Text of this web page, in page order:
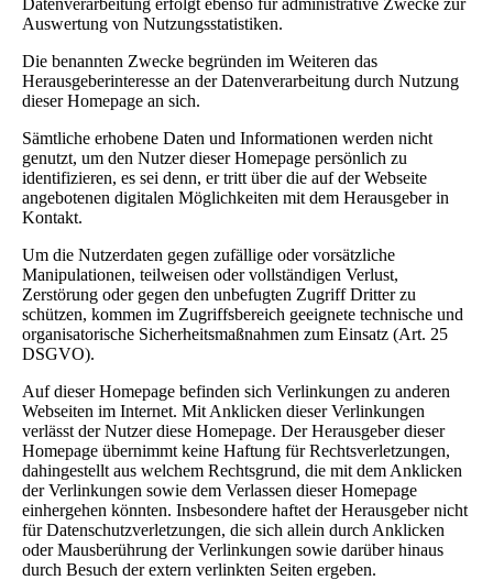
Datenverarbeitung erfolgt ebenso für administrative Zwecke zur
Auswertung von Nutzungsstatistiken.
Die benannten Zwecke begründen im Weiteren das
Herausgeberinteresse an der Datenverarbeitung durch Nutzung
dieser Homepage an sich.
Sämtliche erhobene Daten und Informationen werden nicht
genutzt, um den Nutzer dieser Homepage persönlich zu
identifizieren, es sei denn, er tritt über die auf der Webseite
angebotenen digitalen Möglichkeiten mit dem Herausgeber in
Kontakt.
Um die Nutzerdaten gegen zufällige oder vorsätzliche
Manipulationen, teilweisen oder vollständigen Verlust,
Zerstörung oder gegen den unbefugten Zugriff Dritter zu
schützen, kommen im Zugriffsbereich geeignete technische und
organisatorische Sicherheitsmaßnahmen zum Einsatz (Art. 25
DSGVO).
Auf dieser Homepage befinden sich Verlinkungen zu anderen
Webseiten im Internet. Mit Anklicken dieser Verlinkungen
verlässt der Nutzer diese Homepage. Der Herausgeber dieser
Homepage übernimmt keine Haftung für Rechtsverletzungen,
dahingestellt aus welchem Rechtsgrund, die mit dem Anklicken
der Verlinkungen sowie dem Verlassen dieser Homepage
einhergehen könnten. Insbesondere haftet der Herausgeber nicht
für Datenschutzverletzungen, die sich allein durch Anklicken
oder Mausberührung der Verlinkungen sowie darüber hinaus
durch Besuch der extern verlinkten Seiten ergeben.